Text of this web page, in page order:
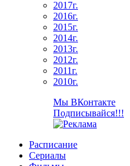
2017г.
2016г.
2015г.
2014г.
2013г.
2012г.
2011г.
2010г.
Мы ВКонтакте
Подписывайся!!!
Расписание
Сериалы